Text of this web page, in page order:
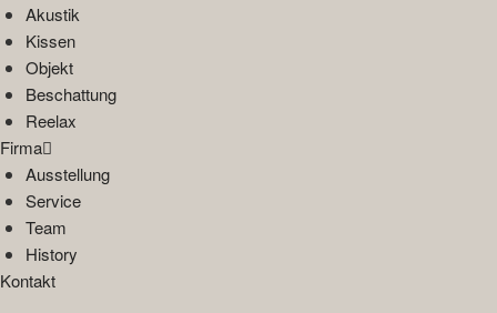
Akustik
Kissen
Objekt
Beschattung
Reelax
Firma
Ausstellung
Service
Team
History
Kontakt